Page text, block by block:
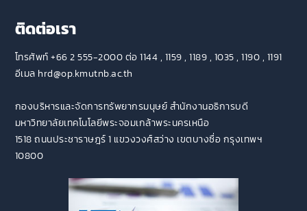
ติดต่อเรา
โทรศัพท์ +66 2 555-2000 ต่อ 1144 , 1159 , 1189 , 1035 , 1190 , 1191
อีเมล hrd@op.kmutnb.ac.th
กองบริหารและจัดการทรัพยากรมนุษย์ สำนักงานอธิการบดี
มหาวิทยาลัยเทคโนโลยีพระจอมเกล้าพระนครเหนือ
1518 ถนนประชาราษฎร์ 1 แขวงวงศ์สว่าง เขตบางซื่อ กรุงเทพฯ
10800